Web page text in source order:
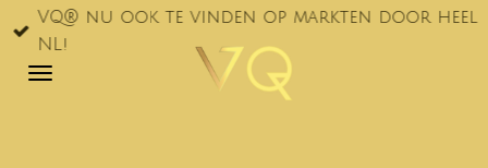
Ga
direct
naar
VQ® nu ook te vinden op markten door heel
NL!